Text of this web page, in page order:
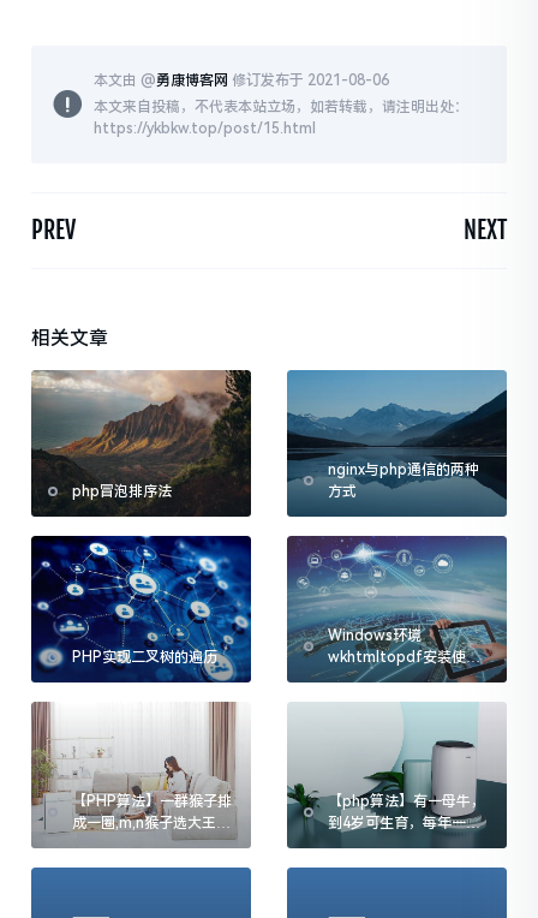
本文由 @勇康博客网 修订发布于 2021-08-06
本文来自投稿，不代表本站立场，如若转载，请注明出处：
https://ykbkw.top/post/15.html
PREV NEXT
相关文章
php冒泡排序法
nginx与php通信的两种
方式
PHP实现二叉树的遍历
Windows环境
wkhtmltopdf安装使用
教程
【PHP算法】一群猴子排
成一圈,m,n猴子选大王算
【php算法】有一母牛，
到4岁可生育，每年一
牛...问n年后有多少头牛?